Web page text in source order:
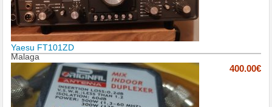
Yaesu FT101ZD
Malaga
400.00€